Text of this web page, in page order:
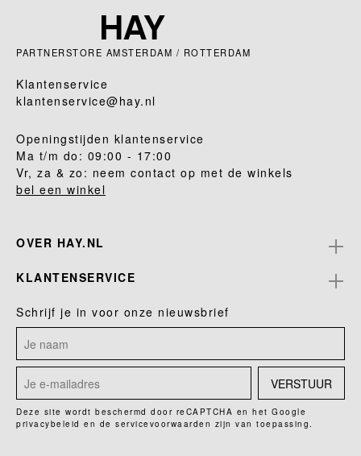
PARTNERSTORE AMSTERDAM / ROTTERDAM
Klantenservice
klantenservice@hay.nl
Openingstijden klantenservice
Ma t/m do: 09:00 - 17:00
Vr, za & zo: neem contact op met de winkels
bel een winkel
OVER HAY.NL
KLANTENSERVICE
Schrijf je in voor onze nieuwsbrief
VERSTUUR
Deze site wordt beschermd door reCAPTCHA en het Google
privacybeleid en de servicevoorwaarden zijn van toepassing.